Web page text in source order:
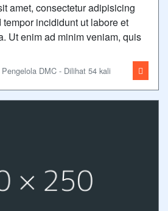
amet, consectetur adipisicing
incididunt ut labore et
Ut enim ad minim veniam, quis
DMC - Dilihat 54 kali